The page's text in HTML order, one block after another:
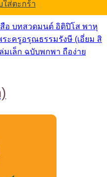
ใส่ตะกร้า
อ บทสวดมนต์ อิติปิโส พาหุ
ะครูอรุณธรรมรังษี (เอี่ยม สิ
มเล็ก ฉบับพกพา ถือง่าย